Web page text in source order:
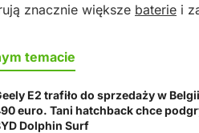
znacznie większe baterie i
temacie
E2 trafiło do sprzedaży w
euro. Tani hatchback chce
Dolphin Surf